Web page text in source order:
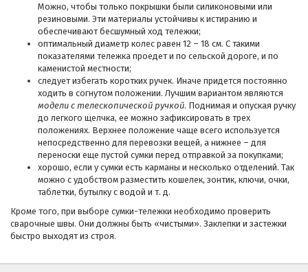
Можно, чтобы только покрышки были силиконовыми или
резиновыми. Эти материалы устойчивы к истиранию и
обеспечивают бесшумный ход тележки;
оптимальный диаметр колес равен 12 – 18 см. С такими
показателями тележка проедет и по сельской дороге, и по
каменистой местности;
следует избегать коротких ручек. Иначе придется постоянно
ходить в согнутом положении. Лучшим вариантом являются
модели с телескопической ручкой. Поднимая и опуская ручку
до легкого щелчка, ее можно зафиксировать в трех
положениях. Верхнее положение чаще всего используется
непосредственно для перевозки вещей, а нижнее – для
переноски еще пустой сумки перед отправкой за покупками;
хорошо, если у сумки есть карманы и несколько отделений. Так
можно с удобством разместить кошелек, зонтик, ключи, очки,
таблетки, бутылку с водой и т. д.
Кроме того, при выборе сумки-тележки необходимо проверить
сварочные швы. Они должны быть «чистыми». Заклепки и застежки
быстро выходят из строя.